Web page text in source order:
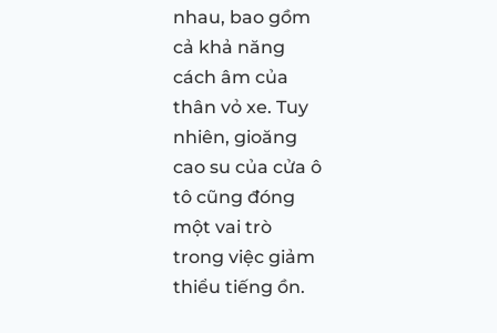
nhau, bao gồm
cả khả năng
cách âm của
thân vỏ xe. Tuy
nhiên, gioăng
cao su của cửa ô
tô cũng đóng
một vai trò
trong việc giảm
thiểu tiếng ồn.